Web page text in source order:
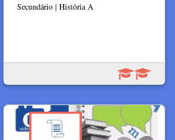
Secundário | História A